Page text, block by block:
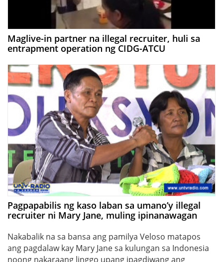
Maglive-in partner na illegal recruiter, huli sa
entrapment operation ng CIDG-ATCU
Pagpapabilis ng kaso laban sa umano’y illegal
recruiter ni Mary Jane, muling ipinanawagan
Nakabalik na sa bansa ang pamilya Veloso matapos
ang pagdalaw kay Mary Jane sa kulungan sa Indonesia
noong nakaraang linggo upang ipagdiwang ang